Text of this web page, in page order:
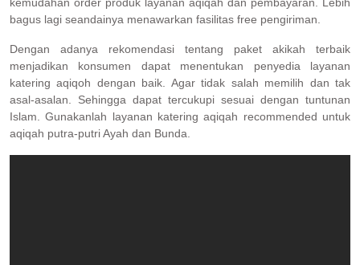
bagus lagi seandainya menawarkan fasilitas free pengiriman.
Dengan adanya rekomendasi tentang paket akikah terbaik
menjadikan konsumen dapat menentukan penyedia layanan
katering aqiqoh dengan baik. Agar tidak salah memilih dan tak
asal-asalan. Sehingga dapat tercukupi sesuai dengan tuntunan
Islam. Gunakanlah layanan katering aqiqah recommended untuk
aqiqah putra-putri Ayah dan Bunda.